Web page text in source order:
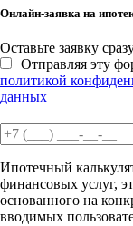
Онлайн-заявка на
Оставьте заявку
Отправляя эту
политикой
данных
Ипотечный
финансовых услуг,
основанного на
вводимых